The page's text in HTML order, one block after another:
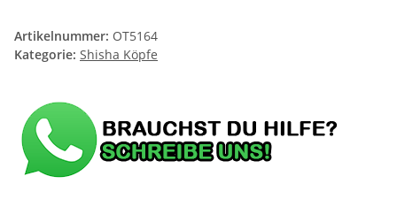
Artikelnummer: OT5164
Kategorie: Shisha Köpfe